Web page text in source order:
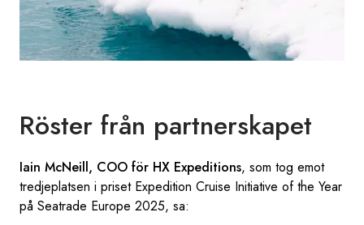
Röster från partnerskapet
Iain McNeill, COO för HX Expeditions, som tog emot
tredjeplatsen i priset Expedition Cruise Initiative of the Year
på Seatrade Europe 2025, sa: